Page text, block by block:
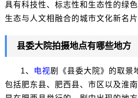
具有科技性、标志性和生态性的绿
生态与人文相融合的城市文化新名片
县委大院拍摄地点有哪些地方
1、 电视剧《县委大院》的取景
包括肥东县、肥西县、市区以及淮